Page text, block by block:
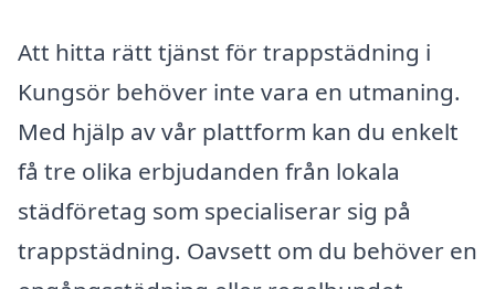
Att hitta rätt tjänst för trappstädning i
Kungsör behöver inte vara en utmaning.
Med hjälp av vår plattform kan du enkelt
få tre olika erbjudanden från lokala
städföretag som specialiserar sig på
trappstädning. Oavsett om du behöver en